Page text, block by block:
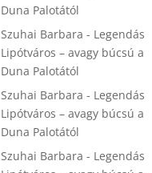
Duna Palotától
Szuhai Barbara - Legendás
Lipótváros – avagy búcsú a
Duna Palotától
Szuhai Barbara - Legendás
Lipótváros – avagy búcsú a
Duna Palotától
Szuhai Barbara - Legendás